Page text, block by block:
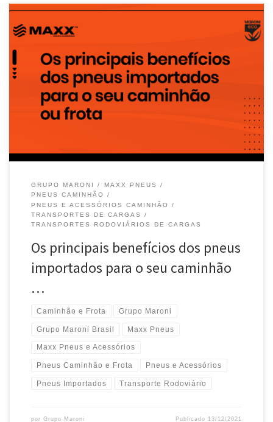
A alta tecnologia implementada na produção das marcas
de pneus importados é o fator que também proporciona mais
segurança, melhor […]
GRUPO MARONI
MAXX PNEUS
PNEUS CAMINHÃO
PNEUS E ACESSÓRIOS CAMINHÃO
TRANSPORTES DE CARGAS
TRANSPORTES RODOVIÁRIOS DE CARGAS
Os principais benefícios dos pneus
importados para o seu caminhão
…
Caminhão e Frota Grupo Maroni
Grupo Maroni Brasil Maxx Pneus
Maxx Pneus e Acessórios
Pneus Caminhão e Frota Pneus e Acessórios
Pneus Importados Transporte Rodoviário
por Grupo Maroni Publicado 13/12/2021